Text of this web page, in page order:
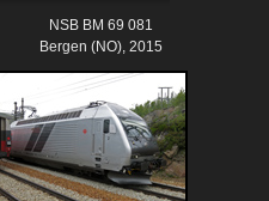
NSB BM 69 081
Bergen (NO), 2015